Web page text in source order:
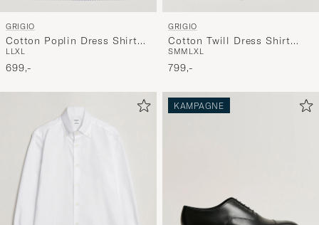
til
GRIGIO
Cotton Poplin Dress Shirt
Blue Stripe
LLXL
699,-
GRIGIO
Cotton Twill Dress Shirt
White
SMM LXL
799,-
KAMPAGNE